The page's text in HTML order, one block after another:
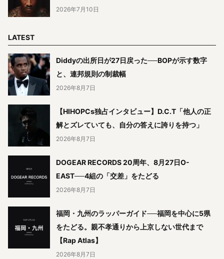
2026年7月10日
LATEST
Diddyの出所日が27日戻った──BOPが示す数字
と、連邦規則の制裁幅
2026年8月7日
【HIHOPCs独占インタビュー】D.C.T「他人の正
解とズレていても、自分の答えに誇りを持つ」
2026年8月7日
DOGEAR RECORDS 20周年、8月27日O-
EAST──4組の「交差」をたどる
2026年8月7日
福岡・九州のラッパーガイド──福岡を中心に5県
をたどる。親不孝通りから上京しない世代まで
【Rap Atlas】
2026年8月7日